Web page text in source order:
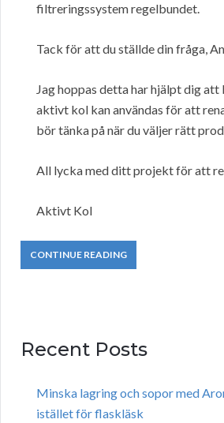
filtreringssystem regelbundet.
Tack för att du ställde din fråga,
Jag hoppas detta har hjälpt dig
aktivt kol kan användas för att
bör tänka på när du väljer rätt
All lycka med ditt projekt för att
Aktivt Kol
CONTINUE READING
Recent Posts
Minska lagring och sopor med
istället för flaskläsk